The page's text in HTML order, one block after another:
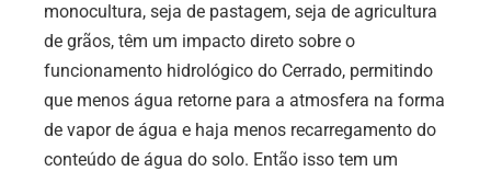
monocultura, seja de pastagem, seja de agricultura
de grãos, têm um impacto direto sobre o
funcionamento hidrológico do Cerrado, permitindo
que menos água retorne para a atmosfera na forma
de vapor de água e haja menos recarregamento do
conteúdo de água do solo. Então isso tem um